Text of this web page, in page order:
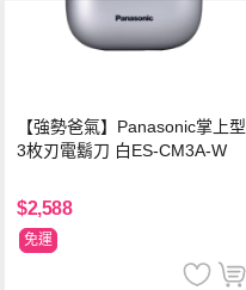
【強勢爸氣】Panasonic掌上型
3枚刃電鬍刀 白ES-CM3A-W
$2,588
免運